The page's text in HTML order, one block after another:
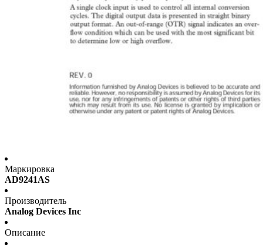
Маркировка
AD9241AS
Производитель
Analog Devices Inc
Описание